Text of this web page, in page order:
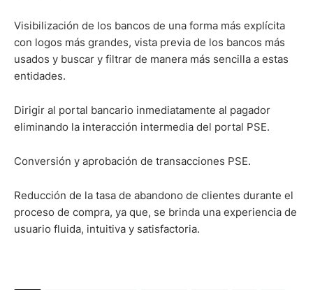
Visibilización de los bancos de una forma más explícita
con logos más grandes, vista previa de los bancos más
usados y buscar y filtrar de manera más sencilla a estas
entidades.
Dirigir al portal bancario inmediatamente al pagador
eliminando la interacción intermedia del portal PSE.
Conversión y aprobación de transacciones PSE.
Reducción de la tasa de abandono de clientes durante el
proceso de compra, ya que, se brinda una experiencia de
usuario fluida, intuitiva y satisfactoria.